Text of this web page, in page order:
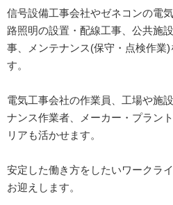
信号設備工事会社やゼネコンの電
路照明の設置・配線工事、公共施
事、メンテナンス(保守・点検作業
す。
電気工事会社の作業員、工場や施
ナンス作業者、メーカー・プラン
リアも活かせます。
安定した働き方をしたいワークラ
お迎えします。